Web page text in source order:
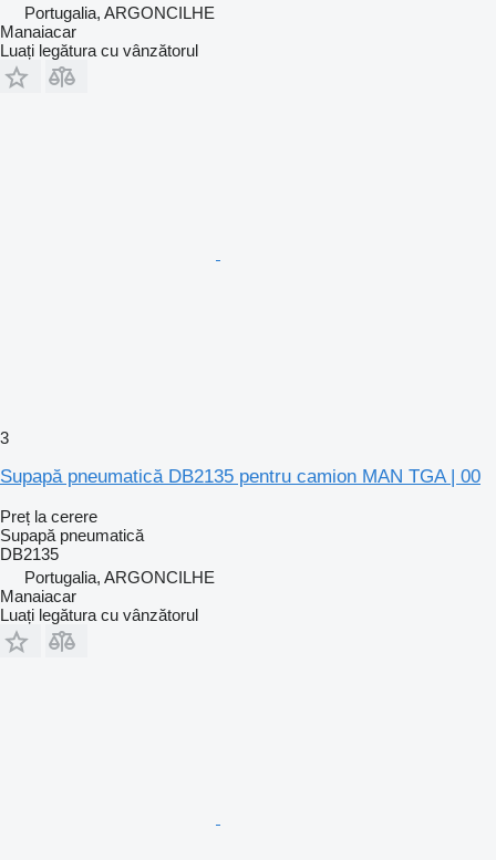
Portugalia, ARGONCILHE
Manaiacar
Luați legătura cu vânzătorul
3
Supapă pneumatică DB2135 pentru camion MAN TGA | 00
Preț la cerere
Supapă pneumatică
DB2135
Portugalia, ARGONCILHE
Manaiacar
Luați legătura cu vânzătorul